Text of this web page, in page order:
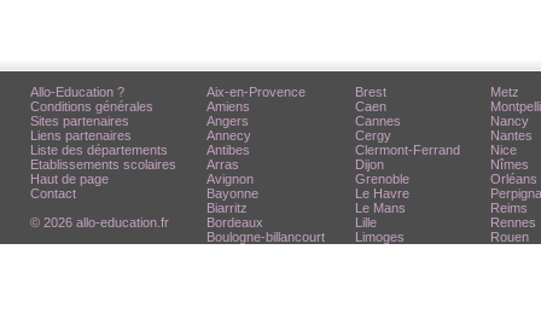
Allo-Education ?
Conditions générales
Sites partenaires
Liens partenaires
Liste des départements
Etablissements scolaires
Haut de page
Contact
© 2026 allo-education.fr
Aix-en-Provence
Amiens
Angers
Annecy
Antibes
Arras
Avignon
Bayonne
Biarritz
Bordeaux
Boulogne-billancourt
Brest
Caen
Cannes
Cergy
Clermont-Ferrand
Dijon
Grenoble
Le Havre
Le Mans
Lille
Limoges
Metz
Nancy
Nantes
Nice
Nîmes
Orléans
Reims
Rennes
Rouen